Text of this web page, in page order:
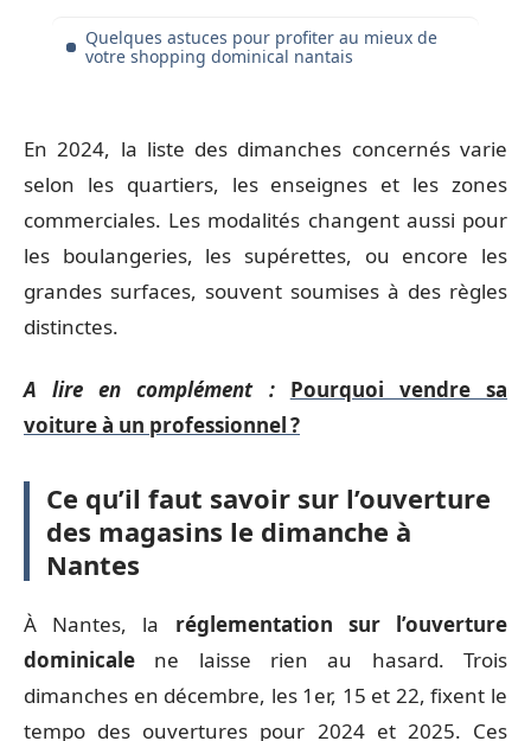
Quelques astuces pour profiter au mieux de
votre shopping dominical nantais
En 2024, la liste des dimanches concernés varie
selon les quartiers, les enseignes et les zones
commerciales. Les modalités changent aussi pour
les boulangeries, les supérettes, ou encore les
grandes surfaces, souvent soumises à des règles
distinctes.
A lire en complément :
Pourquoi vendre sa
voiture à un professionnel ?
Ce qu’il faut savoir sur l’ouverture
des magasins le dimanche à
Nantes
À Nantes, la réglementation sur l’ouverture
dominicale ne laisse rien au hasard. Trois
dimanches en décembre, les 1er, 15 et 22, fixent le
tempo des ouvertures pour 2024 et 2025. Ces